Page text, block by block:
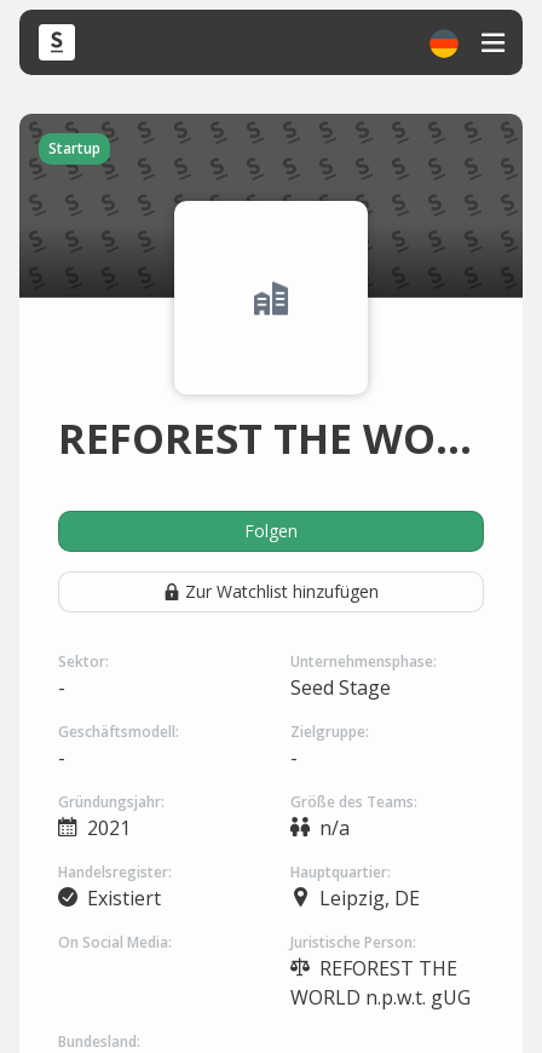
Startup
REFOREST THE WORLD n.p.w.t. gUG
Folgen
Zur Watchlist hinzufügen
Sektor:
-
Unternehmensphase:
Seed Stage
Geschäftsmodell:
-
Zielgruppe:
-
Gründungsjahr:
2021
Größe des Teams:
n/a
Handelsregister:
Existiert
Hauptquartier:
Leipzig, DE
On Social Media: Juristische Person:
REFOREST THE
WORLD n.p.w.t. gUG
Bundesland: